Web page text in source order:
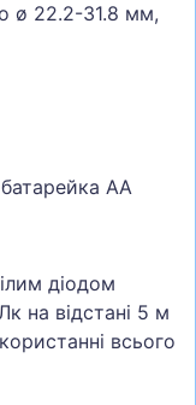
ø 22.2-31.8 мм,
АА
діодом
на відстані 5 м
всього